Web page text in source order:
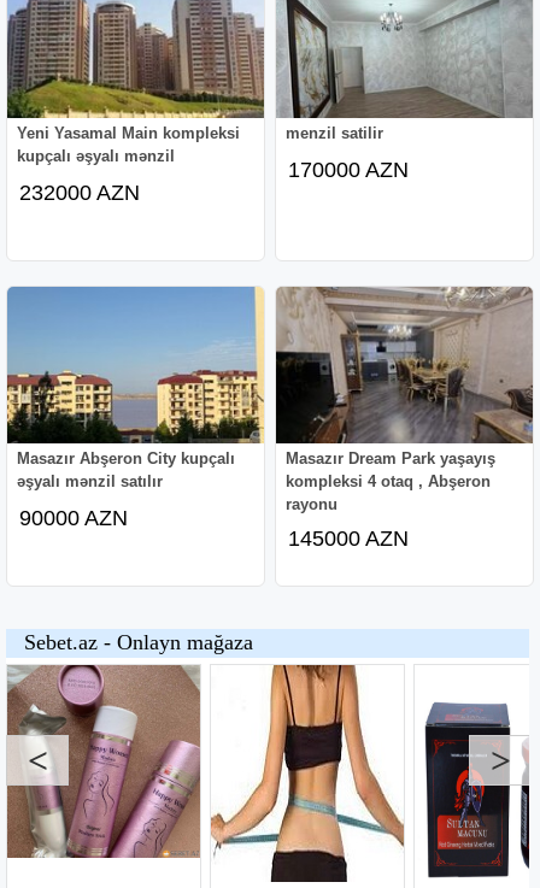
Yeni Yasamal Main kompleksi
kupçalı əşyalı mənzil
232000 AZN
menzil satilir
170000 AZN
Masazır Abşeron City kupçalı
əşyalı mənzil satılır
90000 AZN
Masazır Dream Park yaşayış
kompleksi 4 otaq , Abşeron
rayonu
145000 AZN